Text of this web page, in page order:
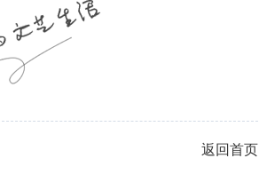
返回首页